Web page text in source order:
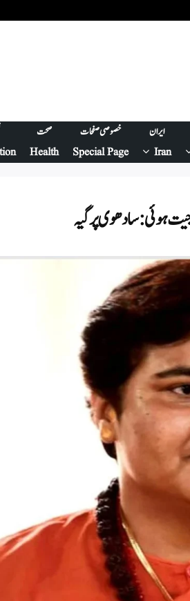
ایران
Iran
خصوصی صفحات
Special Page
صحت
Health
جیت ہوئی: سادھوی پرگیہ